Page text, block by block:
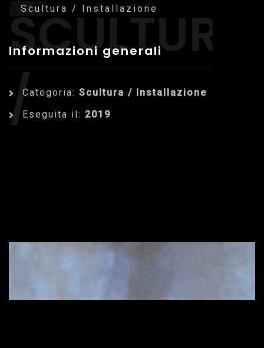
SCULTURA
/
Scultura / Installazione
Informazioni generali
Categoria: Scultura / Installazione
Eseguita il: 2019